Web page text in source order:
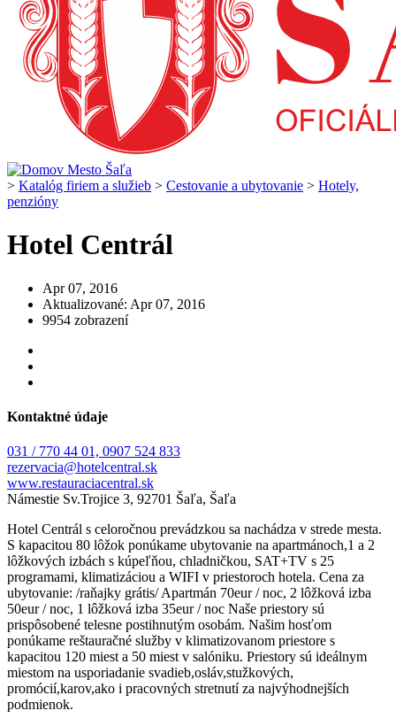
> Katalóg firiem a služieb > Cestovanie a ubytovanie > Hotely,
penzióny
Hotel Centrál
Apr 07, 2016
Aktualizované: Apr 07, 2016
9954 zobrazení
Kontaktné údaje
031 / 770 44 01, 0907 524 833
rezervacia@hotelcentral.sk
www.restauraciacentral.sk
Námestie Sv.Trojice 3, 92701 Šaľa, Šaľa
Hotel Centrál s celoročnou prevádzkou sa nachádza v strede mesta.
S kapacitou 80 lôžok ponúkame ubytovanie na apartmánoch,1 a 2
lôžkových izbách s kúpeľňou, chladničkou, SAT+TV s 25
programami, klimatizáciou a WIFI v priestoroch hotela. Cena za
ubytovanie: /raňajky grátis/ Apartmán 70eur / noc, 2 lôžková izba
50eur / noc, 1 lôžková izba 35eur / noc Naše priestory sú
prispôsobené telesne postihnutým osobám. Našim hosťom
ponúkame reštauračné služby v klimatizovanom priestore s
kapacitou 120 miest a 50 miest v salóniku. Priestory sú ideálnym
miestom na usporiadanie svadieb,osláv,stužkových,
promócií,karov,ako i pracovných stretnutí za najvýhodnejších
podmienok.